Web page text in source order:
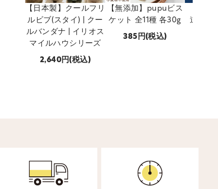
【日本製】クールフリ
ルビブ(スタイ) | クー
ルバンダナ | イリオス
マイルハウシリーズ
2,640 (税込)
【無添加】pupuビス
ケット 全11種 各30g
385 (税込)
道産